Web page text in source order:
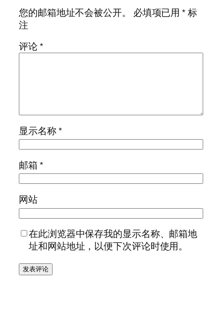
您的邮箱地址不会被公开。
必填项已用*标
注
评论*
显示名称*
邮箱*
网站
在此浏览器中保存我的显示名称、邮箱地
址和网站地址，以便下次评论时使用。